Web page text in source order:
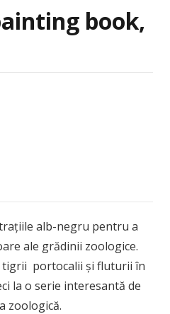
book,
alb-negru pentru a
ale grădinii zoologice.
portocalii și fluturii în
la o serie interesantă de
zoologică.